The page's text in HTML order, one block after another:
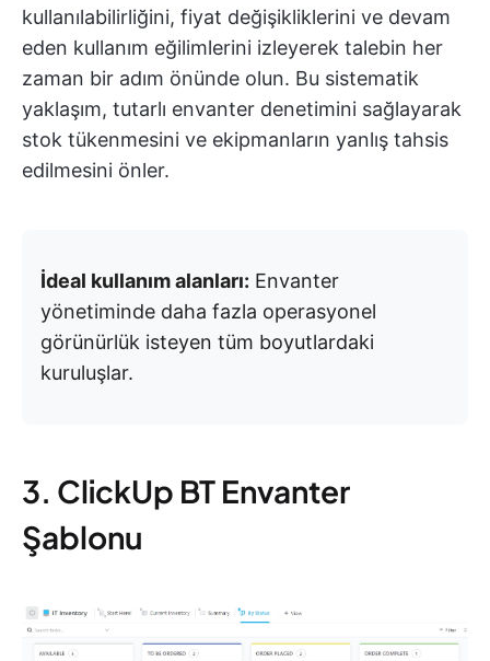
kullanılabilirliğini, fiyat değişikliklerini ve devam
eden kullanım eğilimlerini izleyerek talebin her
zaman bir adım önünde olun. Bu sistematik
yaklaşım, tutarlı envanter denetimini sağlayarak
stok tükenmesini ve ekipmanların yanlış tahsis
edilmesini önler.
İdeal kullanım alanları: Envanter
yönetiminde daha fazla operasyonel
görünürlük isteyen tüm boyutlardaki
kuruluşlar.
3. ClickUp BT Envanter
Şablonu